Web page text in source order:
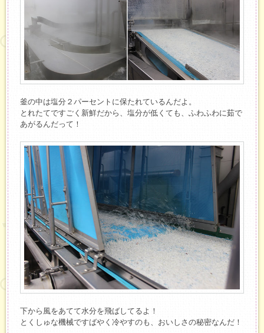
釜の中は塩分２パーセントに保たれているんだよ。
とれたてですごく新鮮だから、塩分が低くても、ふわふわに茹で
あがるんだって！
下から風をあてて水分を飛ばしてるよ！
とくしゅな機械ですばやく冷やすのも、おいしさの秘密なんだ！